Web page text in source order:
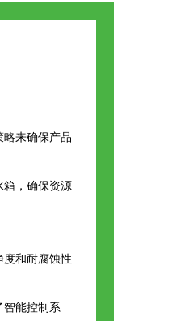
略来确保产品
箱，确保资源
度和耐腐蚀性
智能控制系